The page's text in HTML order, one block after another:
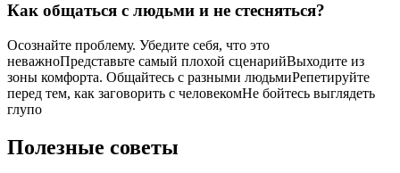
Как общаться с людьми и не стесняться?
Осознайте проблему. Убедите себя, что это
неважноПредставьте самый плохой сценарийВыходите из
зоны комфорта. Общайтесь с разными людьмиРепетируйте
перед тем, как заговорить с человекомНе бойтесь выглядеть
глупо
Полезные советы